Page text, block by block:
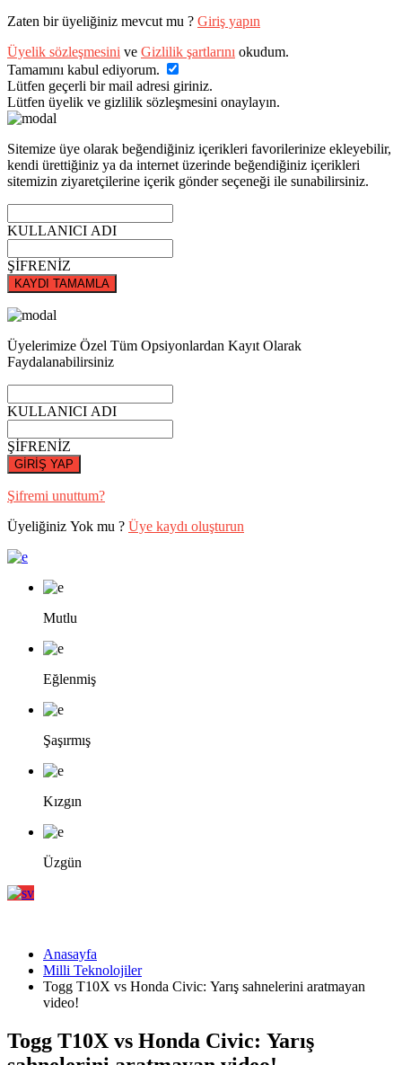
Zaten bir üyeliğiniz mevcut mu ? Giriş yapın
Üyelik sözleşmesini ve Gizlilik şartlarını okudum.
Tamamını kabul ediyorum.
Lütfen geçerli bir mail adresi giriniz.
Lütfen üyelik ve gizlilik sözleşmesini onaylayın.
Sitemize üye olarak beğendiğiniz içerikleri favorilerinize ekleyebilir,
kendi ürettiğiniz ya da internet üzerinde beğendiğiniz içerikleri
sitemizin ziyaretçilerine içerik gönder seçeneği ile sunabilirsiniz.
KULLANICI ADI
ŞİFRENİZ
KAYDI TAMAMLA
Üyelerimize Özel Tüm Opsiyonlardan Kayıt Olarak
Faydalanabilirsiniz
KULLANICI ADI
ŞİFRENİZ
GİRİŞ YAP
Şifremi unuttum?
Üyeliğiniz Yok mu ? Üye kaydı oluşturun
Mutlu
Eğlenmiş
Şaşırmış
Kızgın
Üzgün
Anasayfa
Milli Teknolojiler
Togg T10X vs Honda Civic: Yarış sahnelerini aratmayan
video!
Togg T10X vs Honda Civic: Yarış